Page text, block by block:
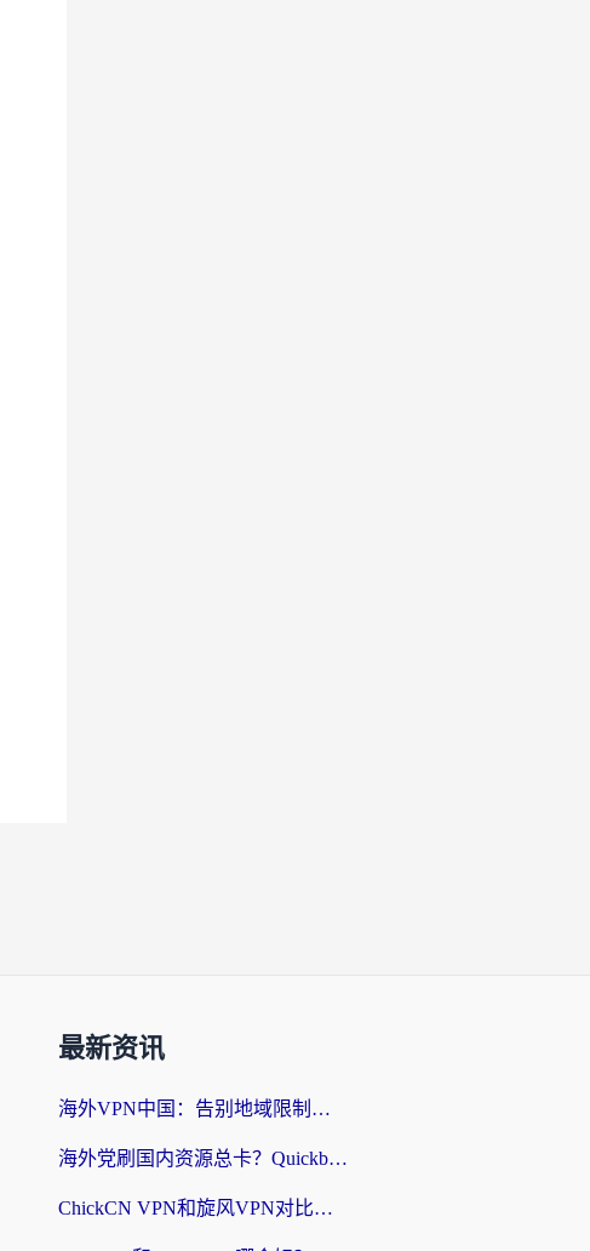
最新资讯
海外VPN中国：告别地域限制，留学生与华人如何轻松刷国内剧、玩国服？
海外党刷国内资源总卡？Quickback和采集蜂好用吗？这篇指南帮你避坑
ChickCN VPN和旋风VPN对比哪个回国效果更好？海外党亲测实用指南